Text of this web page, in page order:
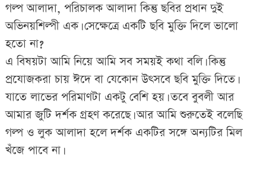
গল্প আলাদা, পরিচালক আলাদা কিন্তু ছবির প্রধান দুই
অভিনয়শিল্পী এক। সেক্ষেত্রে একটি ছবি মুক্তি দিলে ভালো
হতো না?
এ বিষয়টা আমি নিয়ে আমি সব সময়ই কথা বলি। কিন্তু
প্রযোজকরা চায় ঈদে বা যেকোন উৎসবে ছবি মুক্তি দিতে।
যাতে লাভের পরিমাণটা একটু বেশি হয়। তবে বুবলী আর
আমার জুটি দর্শক গ্রহণ করেছে। আর আমি শুরুতেই বলেছি
গল্প ও লুক আলাদা হলে দর্শক একটির সঙ্গে অন্যটির মিল
খঁজে পাবে না।